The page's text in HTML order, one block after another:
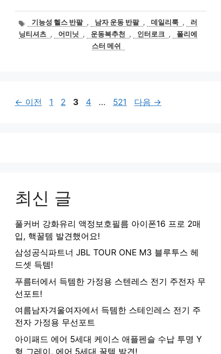
태
그
기능성 헬스 반팔 , 남자 운동 반팔 , 데일리룩 ,
러
닝티셔츠 , 어미닛 , 운동복추천 , 인터로크 ,
폴리에
스터 메쉬
← 이전
페
1
페
2
페
3
페
4 …
페
521 다음 →
최신 글
풀커버 강화유리 액정보호필름 아이폰16 프로 2매
입, 핵꿀템 발견했어요!
삼성공식파트너 JBL TOUR ONE M3 블루투스 헤
드셋 득템!
푸름터에서 득템한 가정용 스텐레스 전기 주전자 무
선포트!
여름남자겨울여자에서 득템한 스테인레스 전기 주
전자 가정용 무선포트
아이패드 에어 5세대 케이스 애플펜슬 수납 투명 Y
형 그레이, 에어 5세대 꿀템 발견!